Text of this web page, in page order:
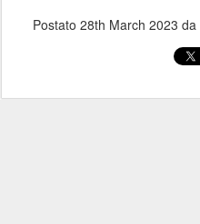
Postato 28th March 2023 da